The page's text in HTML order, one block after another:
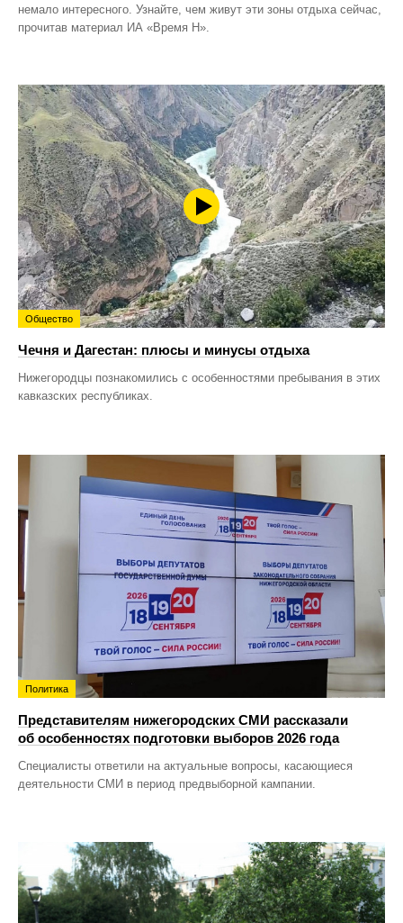
немало интересного. Узнайте, чем живут эти зоны отдыха сейчас,
прочитав материал ИА «Время Н».
Общество
Чечня и Дагестан: плюсы и минусы отдыха
Нижегородцы познакомились с особенностями пребывания в этих
кавказских республиках.
Политика
Представителям нижегородских СМИ рассказали
об особенностях подготовки выборов 2026 года
Специалисты ответили на актуальные вопросы, касающиеся
деятельности СМИ в период предвыборной кампании.